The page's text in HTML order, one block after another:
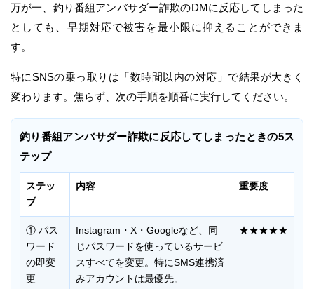
万が一、釣り番組アンバサダー詐欺のDMに反応してしまった
としても、早期対応で被害を最小限に抑えることができま
す。
特にSNSの乗っ取りは「数時間以内の対応」で結果が大きく
変わります。焦らず、次の手順を順番に実行してください。
釣り番組アンバサダー詐欺に反応してしまったときの5ス
テップ
ステッ
プ
内容 重要度
① パス
ワード
の即変
更
Instagram・X・Googleなど、同
じパスワードを使っているサービ
スすべてを変更。特にSMS連携済
みアカウントは最優先。
★★★★★